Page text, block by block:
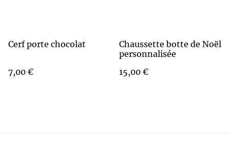
Cerf porte chocolat
7,00 €
Chaussette botte de Noël
personnalisée
15,00 €